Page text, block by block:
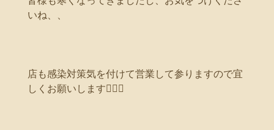
いね、、
店も感染対策気を付けて営業して参りますので宜
しくお願いします🙇‍♀️⤵️